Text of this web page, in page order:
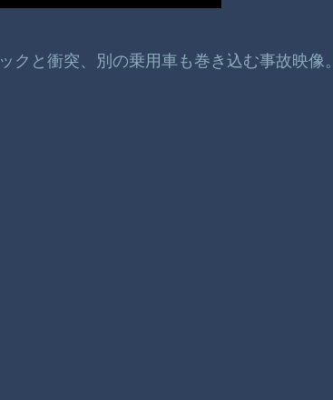
と衝突、別の乗用車も巻き込む事故映像。